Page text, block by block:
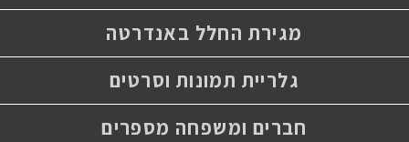
מגירת החלל באנדרטה
גלריית תמונות וסרטים
חברים ומשפחה מספרים